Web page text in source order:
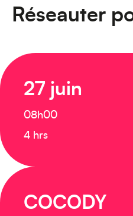
Réseauter
27 juin
08h00
4 hrs
COCODY